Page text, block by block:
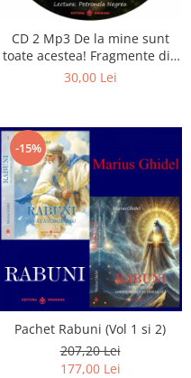
CD 2 Mp3 De la mine sunt
toate acestea! Fragmente din
cărțile lui Marius Ghidel
30,00 Lei
-15%
Pachet Rabuni (Vol 1 si 2)
207,20 Lei
177,00 Lei